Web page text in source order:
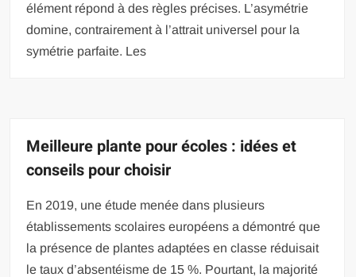
élément répond à des règles précises. L’asymétrie
domine, contrairement à l’attrait universel pour la
symétrie parfaite. Les
Meilleure plante pour écoles : idées et
conseils pour choisir
En 2019, une étude menée dans plusieurs
établissements scolaires européens a démontré que
la présence de plantes adaptées en classe réduisait
le taux d’absentéisme de 15 %. Pourtant, la majorité